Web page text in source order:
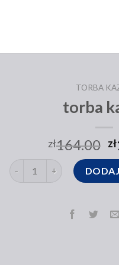
TORBA
torba
zł164.00 zł
ilość torba kazar